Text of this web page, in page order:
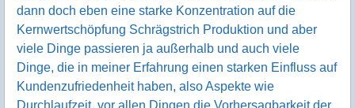
dann doch eben eine starke Konzentration auf die
Kernwertschöpfung Schrägstrich Produktion und aber
viele Dinge passieren ja außerhalb und auch viele
Dinge, die in meiner Erfahrung einen starken Einfluss auf
Kundenzufriedenheit haben, also Aspekte wie